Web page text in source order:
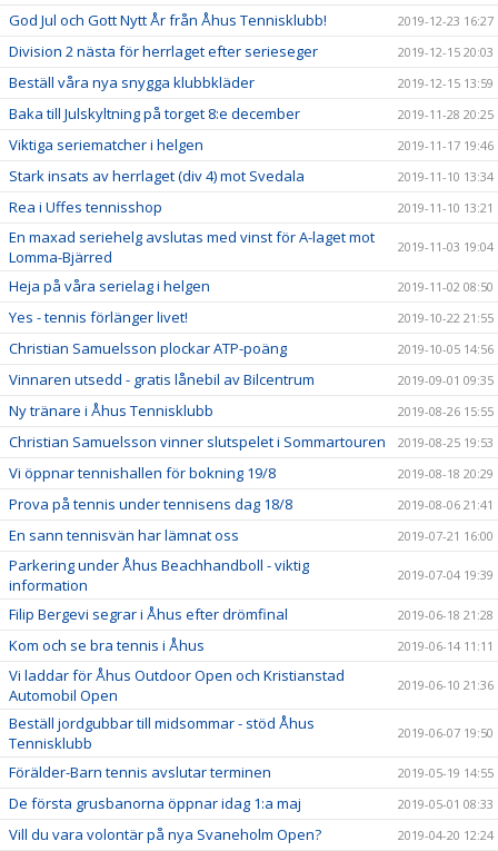
God Jul och Gott Nytt År från Åhus Tennisklubb! 2019-12-23 16:27
Division 2 nästa för herrlaget efter serieseger 2019-12-15 20:03
Beställ våra nya snygga klubbkläder 2019-12-15 13:59
Baka till Julskyltning på torget 8:e december 2019-11-28 20:25
Viktiga seriematcher i helgen 2019-11-17 19:46
Stark insats av herrlaget (div 4) mot Svedala 2019-11-10 13:34
Rea i Uffes tennisshop 2019-11-10 13:21
En maxad seriehelg avslutas med vinst för A-laget mot
Lomma-Bjärred
2019-11-03 19:04
Heja på våra serielag i helgen 2019-11-02 08:50
Yes - tennis förlänger livet! 2019-10-22 21:55
Christian Samuelsson plockar ATP-poäng 2019-10-05 14:56
Vinnaren utsedd - gratis lånebil av Bilcentrum 2019-09-01 09:35
Ny tränare i Åhus Tennisklubb 2019-08-26 15:55
Christian Samuelsson vinner slutspelet i Sommartouren 2019-08-25 19:53
Vi öppnar tennishallen för bokning 19/8 2019-08-18 20:29
Prova på tennis under tennisens dag 18/8 2019-08-06 21:41
En sann tennisvän har lämnat oss 2019-07-21 16:00
Parkering under Åhus Beachhandboll - viktig
information
2019-07-04 19:39
Filip Bergevi segrar i Åhus efter drömfinal 2019-06-18 21:28
Kom och se bra tennis i Åhus 2019-06-14 11:11
Vi laddar för Åhus Outdoor Open och Kristianstad
Automobil Open
2019-06-10 21:36
Beställ jordgubbar till midsommar - stöd Åhus
Tennisklubb
2019-06-07 19:50
Förälder-Barn tennis avslutar terminen 2019-05-19 14:55
De första grusbanorna öppnar idag 1:a maj 2019-05-01 08:33
Vill du vara volontär på nya Svaneholm Open? 2019-04-20 12:24